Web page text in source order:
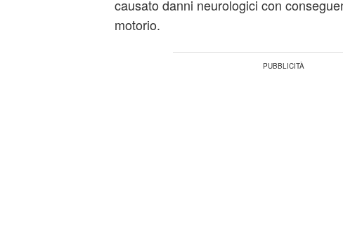
causato danni neurologici con
motorio.